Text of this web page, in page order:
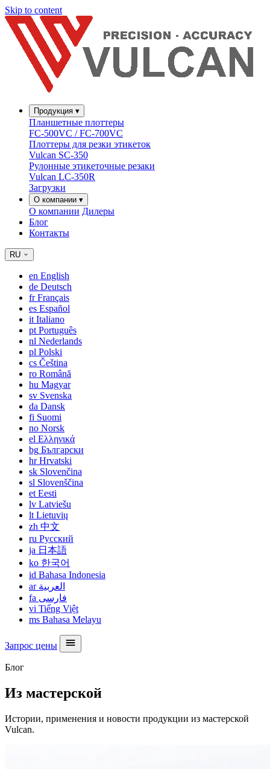
Skip to content
Продукция ▾
Планшетные плоттеры
FC-500VC / FC-700VC
Плоттеры для резки этикеток
Vulcan SC-350
Рулонные этикеточные резаки
Vulcan LC-350R
Загрузки
О компании ▾
О компании Дилеры
Блог
Контакты
RU
en English
de Deutsch
frFrançais
es Español
it Italiano
pt Português
nl Nederlands
pl Polski
cs Čeština
ro Română
hu Magyar
sv Svenska
da Dansk
fi Suomi
no Norsk
el Ελληνικά
bg Български
hrHrvatski
sk Slovenčina
sl Slovenščina
et Eesti
lv Latviešu
lt Lietuvių
zh 中文
ru Русский
ja 日本語
ko 한국어
id Bahasa Indonesia
ar العربية
fa فارسی
vi Tiếng Việt
ms Bahasa Melayu
Запрос цены
Блог
Из мастерской
Истории, применения и новости продукции из мастерской
Vulcan.